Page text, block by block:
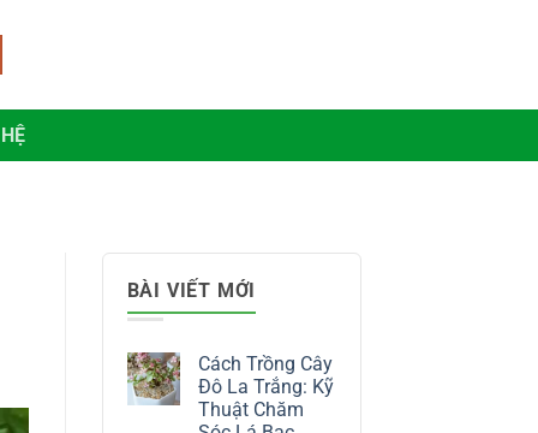
BÀI VIẾT MỚI
Cách Trồng Cây
Đô La Trắng: Kỹ
Thuật Chăm